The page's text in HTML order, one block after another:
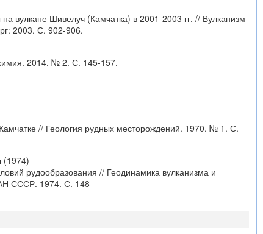
вулкане Шивелуч (Камчатка) в 2001-2003 гг. // Вулканизм
2003. С. 902-906.
2014. № 2. С. 145-157.
// Геология рудных месторождений. 1970. № 1. С.
(1974)
рудообразования // Геодинамика вулканизма и
АН СССР. 1974. С. 148